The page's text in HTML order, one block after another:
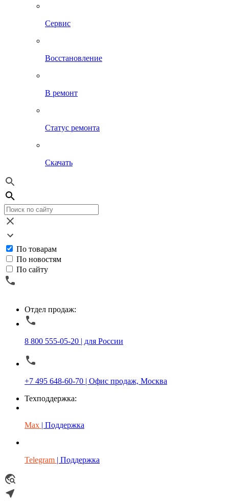
Сервис
Восстановление
В ремонт
Статус ремонта
Скачать
По товарам
По новостям
По сайту
Отдел продаж:
8 800 555-05-20 | для России
+7 495 648-60-70 | Офис продаж, Москва
Техподдержка:
Max | Поддержка
Telegram | Поддержка